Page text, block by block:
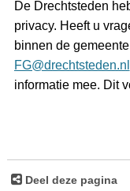
De Drechtsteden
privacy. Heeft u
binnen de
FG@drechtsteden.nl
informatie mee. Dit
Deel deze pagina